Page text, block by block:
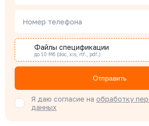
Наталья Гомонова
Бондарюк Евгения
Специалист отдела продаж
Номер телефона
Файлы спецификации
до 10 Мб (doc, xis, rtf., pdf.)
Отправить
Я даю согласие на обработку
данных